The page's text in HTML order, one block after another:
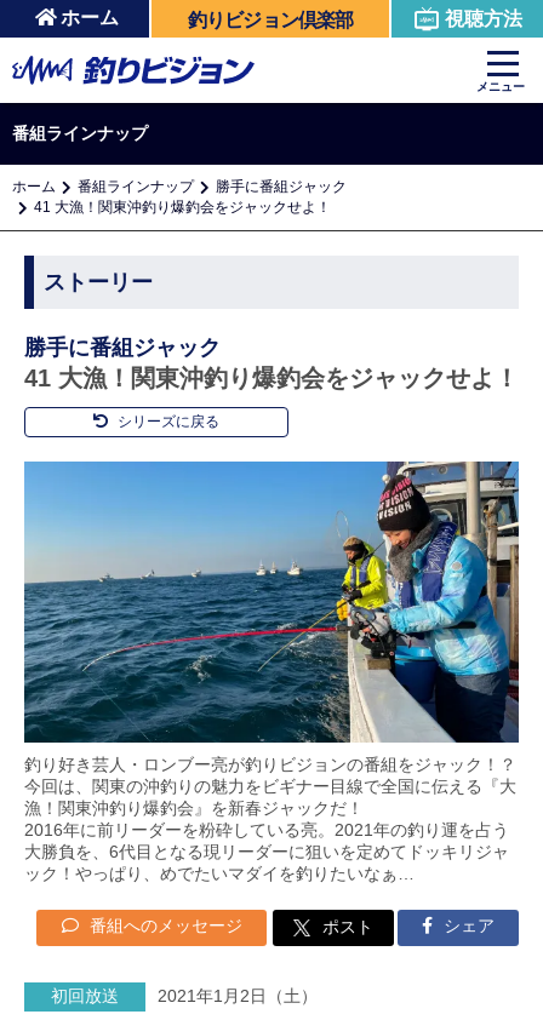
ホーム 釣りビジョン倶楽部 視聴方法
メニュー
番組ラインナップ
ホーム 番組ラインナップ
勝手に番組ジャック
41 大漁！関東沖釣り爆釣会をジャックせよ！
ストーリー
勝手に番組ジャック
41 大漁！関東沖釣り爆釣会をジャックせよ！
シリーズに戻る
釣り好き芸人・ロンブー亮が釣りビジョンの番組をジャック！？
今回は、関東の沖釣りの魅力をビギナー目線で全国に伝える『大
漁！関東沖釣り爆釣会』を新春ジャックだ！
2016年に前リーダーを粉砕している亮。2021年の釣り運を占う
大勝負を、6代目となる現リーダーに狙いを定めてドッキリジャ
ック！やっぱり、めでたいマダイを釣りたいなぁ…
番組へのメッセージ ポスト シェア
初回放送 2021年1月2日（土）